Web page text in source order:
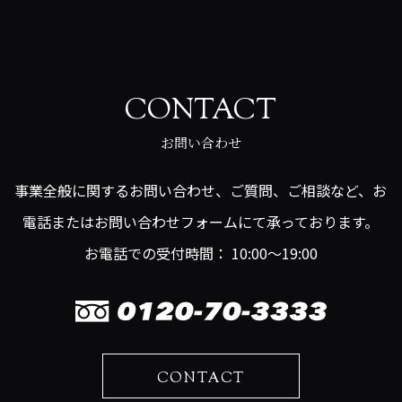
CONTACT
お問い合わせ
事業全般に関するお問い合わせ、ご質問、ご相談など、お
電話またはお問い合わせフォームにて承っております。
お電話での受付時間： 10:00～19:00
CONTACT